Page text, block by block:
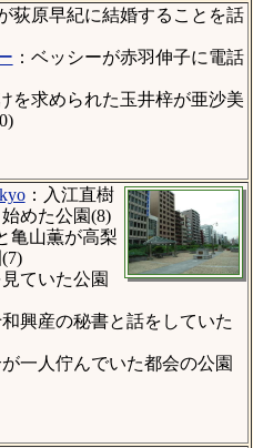
荻原早紀に結婚することを話
：ベッシーが赤羽伸子に電話
を求められた玉井梓が亜沙美
：入江直樹
めた公園(8)
亀山薫が高梨
ていた公園
興産の秘書と話をしていた
一人佇んでいた都会の公園